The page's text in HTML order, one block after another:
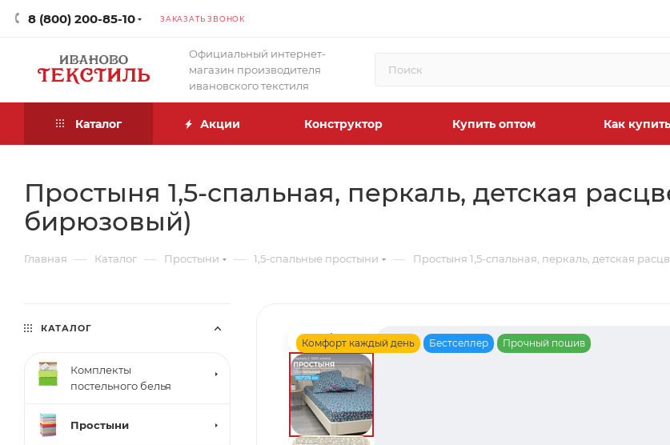
8 (800) 200-85-10 ЗАКАЗАТЬ ЗВОНОК
Официальный интернет-
магазин производителя
ивановского текстиля
Каталог Акции Конструктор Купить оптом Как купить
Простыня 1,5-спальная, перкаль, детская
бирюзовый)
Главная — Каталог — Простыни — 1,5-спальные простыни — Простыня 1,5-спальная, перкаль, детская
Комфорт каждый день Бестселлер Прочный пошив
КАТАЛОГ
Комплекты
постельного белья
Простыни